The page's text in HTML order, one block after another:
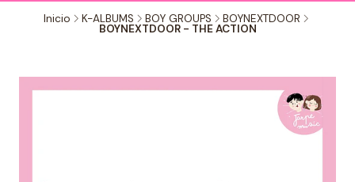
Inicio K-ALBUMS BOY GROUPS BOYNEXTDOOR
BOYNEXTDOOR - THE ACTION